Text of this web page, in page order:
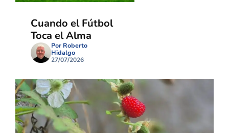
Cuando el Fútbol
Toca el Alma
Por Roberto
Hidalgo
27/07/2026